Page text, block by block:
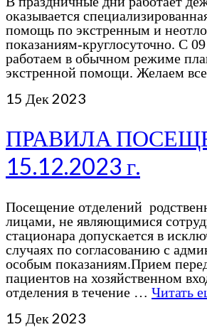
оказывается
помощь по экстренным и
показаниям-круглосуточно. С 09
работаем в обычном режиме
экстренной помощи. Желаем
15 Дек 2023
ПРАВИЛА
15.12.2023 г.
Посещение отделений
лицами, не являющимися
стационара допускается в
случаях по согласованию с
особым показаниям.Прием
пациентов на хозяйственном
отделения в течение … Читать
15 Дек 2023